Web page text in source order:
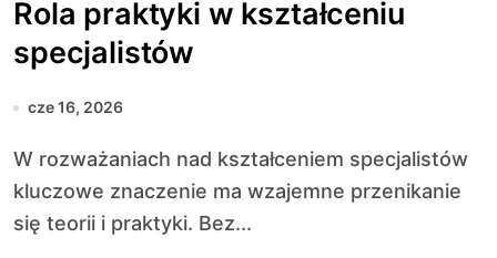
Rola praktyki w kształceniu
specjalistów
cze 16, 2026
W rozważaniach nad kształceniem specjalistów
kluczowe znaczenie ma wzajemne przenikanie
się teorii i praktyki. Bez...